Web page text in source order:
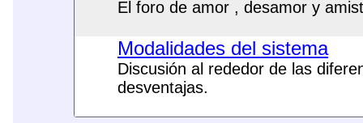
El foro de amor , desamor y
Modalidades del sistema
Discusión al rededor de las
desventajas.